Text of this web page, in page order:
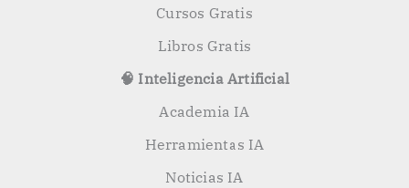
Cursos Gratis
Libros Gratis
🧠 Inteligencia Artificial
Academia IA
Herramientas IA
Noticias IA